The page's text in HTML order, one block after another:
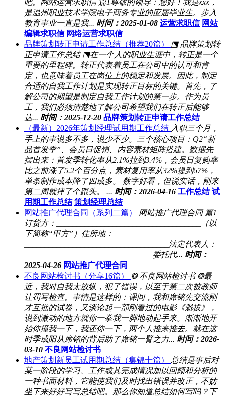
是温州职业技术学院电子商务专业的应届毕业生。步入
教育事业一直是我... 时间：2025-01-08 运营求职信 网站
编辑求职信 网络运营求职信
品牌策划转正申请工作总结（推荐20篇）
⬔ 品牌策划转
正申请工作总结 ⬔在一个人的职业生涯中，转正是一个
重要的里程碑。转正代表着员工在公司中的认可和肯
定，也意味着员工在岗位上的稳定和发展。因此，制定
合适的自我工作计划是实现转正目标的关键。首先，了
解公司的期望是制定自我工作计划的第一步。作为员
工，我们必须清楚地了解公司希望我们在转正后能够
达... 时间：2025-12-20 品牌策划转正申请工作总结
（最新）2026年策划经理试用期工作总结 入职三个月，
手上的事说多不多，说少不少。三个核心项目：Q2“新
品首发季”、会员日促销、内容素材矩阵搭建。数据先
摆出来：首发季转化率从2.1%拉到3.4%，会员日复购率
比之前涨了5.2个百分点，素材复用率从32%提到67%，
单条制作成本降了四成多。 数字好看，但说实话，刚来
第二周就摔了个跟头。 ... 时间：2026-04-16 工作总结 试
用期工作总结 策划经理总结
网站推广代理合同（系列二篇）
网站推广代理合同 篇1
订货方：____________________________________（以
下简称“甲方”）住所地：
____________________________________法定代表人：
________________________________委托代... 时间：
2025-04-26 网站推广代理合同
不良网站检讨书（分享16篇）
❂ 不良网站检讨书 ❂最
近，我对自我太放纵，犯了错误，以至于第二次被教师
让罚写检查。事情是这样的：课间，我和席铭先交流刚
才互批的试卷，又谈论起一部刚看过的电影《魁拔》，
说到激动的地方就你一拳我一脚地动起手来。渐渐地开
始你撞我一下，我还你一下，两个人推来推去。就在这
时季成阳从席铭的背后助了席铭一臂之力... 时间：2026-
03-10 不良网站检讨书
地产策划新员工试用期总结（集锦十篇）
总结是事后对
某一阶段的学习、工作或其完成情况加以回顾和分析的
一种书面材料，它能使我们及时找出错误并改正，不妨
坐下来好好写写总结吧。那么你知道总结如何写吗？下